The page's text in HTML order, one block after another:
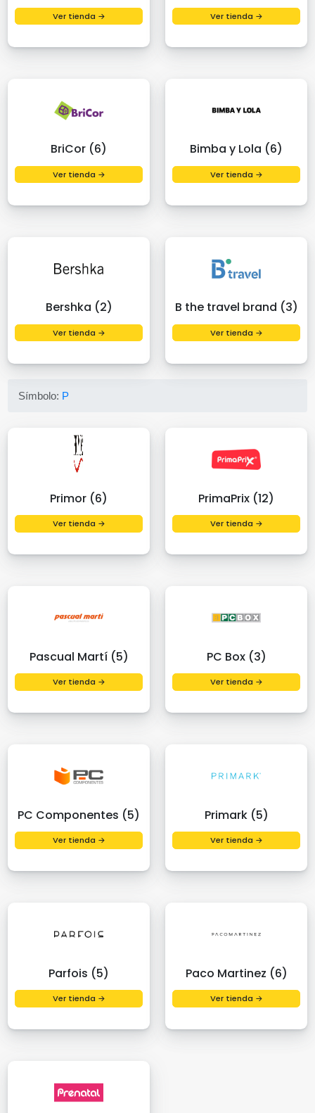
Ver tienda → Ver tienda →
BriCor (6)
Ver tienda →
Bimba y Lola (6)
Ver tienda →
Bershka (2)
Ver tienda →
B the travel brand (3)
Ver tienda →
Símbolo: P
Primor (6)
Ver tienda →
PrimaPrix (12)
Ver tienda →
Pascual Martí (5)
Ver tienda →
PC Box (3)
Ver tienda →
PC Componentes (5)
Ver tienda →
Primark (5)
Ver tienda →
Parfois (5)
Ver tienda →
Paco Martinez (6)
Ver tienda →